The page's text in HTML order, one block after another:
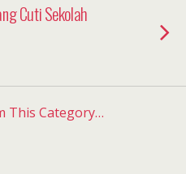
Cuti Sekolah
This Category…